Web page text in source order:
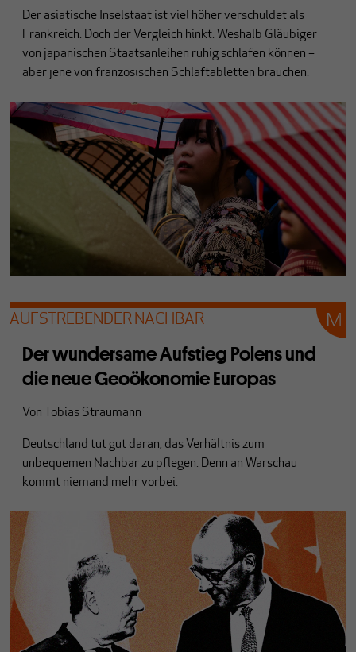
Der asiatische Inselstaat ist viel höher verschuldet als
Frankreich. Doch der Vergleich hinkt. Weshalb Gläubiger
von japanischen Staatsanleihen ruhig schlafen können –
aber jene von französischen Schlaftabletten brauchen.
AUFSTREBENDER NACHBAR
Der wundersame Aufstieg Polens und
die neue Geoökonomie Europas
Von Tobias Straumann
Deutschland tut gut daran, das Verhältnis zum
unbequemen Nachbar zu pflegen. Denn an Warschau
kommt niemand mehr vorbei.